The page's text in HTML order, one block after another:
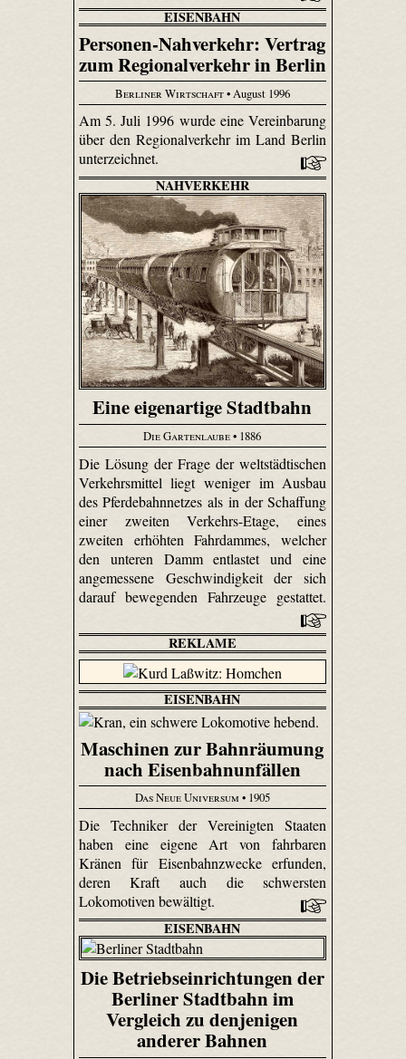
EISENBAHN
Personen-Nahverkehr: Vertrag
zum Regionalverkehr in Berlin
Berliner Wirtschaft• August 1996
Am 5. Juli 1996 wurde eine Vereinbarung
über den Regionalverkehr im Land Berlin
unterzeichnet.
NAHVERKEHR
Eine eigenartige Stadtbahn
Die Gartenlaube• 1886
Die Lösung der Frage der weltstädtischen
Verkehrsmittel liegt weniger im Ausbau
des Pferdebahnnetzes als in der Schaffung
einer zweiten Verkehrs-Etage, eines
zweiten erhöhten Fahrdammes, welcher
den unteren Damm entlastet und eine
angemessene Geschwindigkeit der sich
darauf bewegenden Fahrzeuge gestattet.
REKLAME
EISENBAHN
Maschinen zur Bahnräumung
nach Eisenbahnunfällen
Das Neue Universum• 1905
Die Techniker der Vereinigten Staaten
haben eine eigene Art von fahrbaren
Kränen für Eisenbahnzwecke erfunden,
deren Kraft auch die schwersten
Lokomotiven bewältigt.
EISENBAHN
Die Betriebseinrichtungen der
Berliner Stadtbahn im
Vergleich zu denjenigen
anderer Bahnen